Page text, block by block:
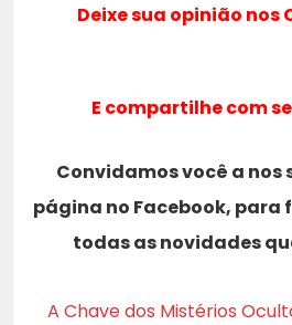
Deixe sua opinião nos
E compartilhe com
Convidamos você a nos
página no Facebook, para
todas as novidades
A Chave dos Mistérios